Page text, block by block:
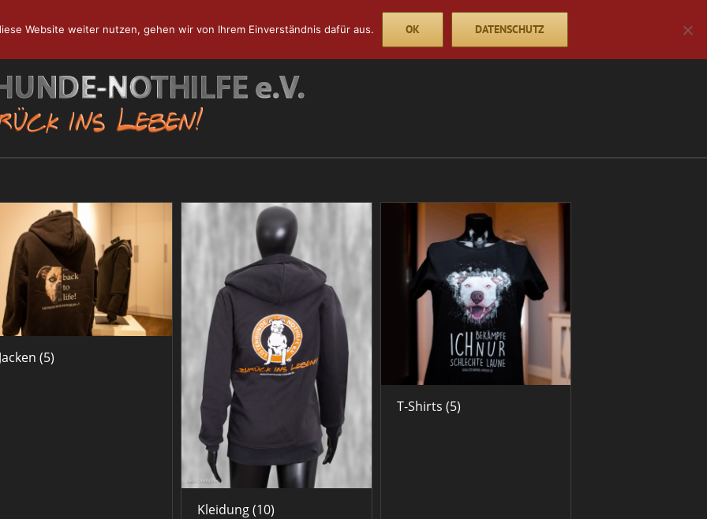
(5)
Kleidung(10)
T-Shirts (5)
Website weiter nutzen, gehen wir von Ihrem Einverständnis dafür aus. OK DATENSCHUTZ